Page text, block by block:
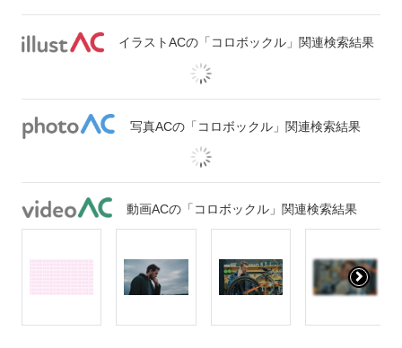
イラストACの「コロボックル」関連検索結果
写真ACの「コロボックル」関連検索結果
動画ACの「コロボックル」関連検索結果